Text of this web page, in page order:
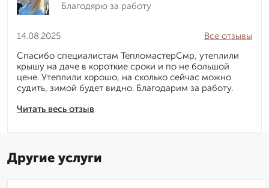
Благодярю за работу
14.08.2025
Читать весь отзыв
Все отзывы
Спасибо специалистам ТепломастерСмр, утеплили
крышу на даче в короткие сроки и по не большой
цене. Утеплили хорошо, на сколько сейчас можно
судить, зимой будет видно. Благодарим за работу.
Другие услуги